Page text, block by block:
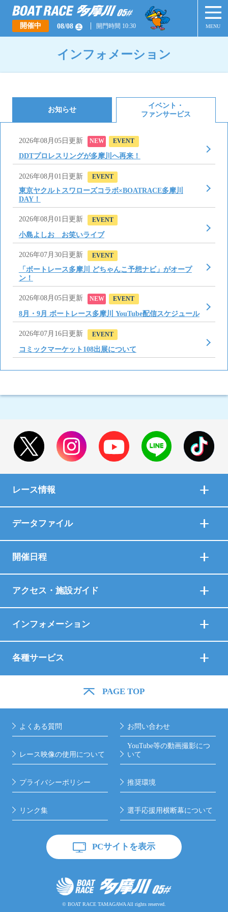
開催中 08/08 土 開門時間 10:30 MENU
インフォメーション
お知らせ
イベント・
ファンサービス
2026年08月05日更新 NEW EVENT
DDTプロレスリングが多摩川へ再来！
2026年08月01日更新 EVENT
東京ヤクルトスワローズコラボ×BOATRACE多摩川
DAY！
2026年08月01日更新 EVENT
小島よしお お笑いライブ
2026年07月30日更新 EVENT
「ボートレース多摩川 どちゃんこ予想ナビ」がオープ
ン！
2026年08月05日更新 NEW EVENT
8月・9月 ボートレース多摩川 YouTube配信スケジュール
2026年07月16日更新 EVENT
コミックマーケット108出展について
レース情報
データファイル
開催日程
アクセス・施設ガイド
インフォメーション
各種サービス
PAGE TOP
よくある質問 お問い合わせ
レース映像の使用について
YouTube等の動画撮影につ
いて
プライバシーポリシー 推奨環境
リンク集 選手応援用横断幕について
PCサイトを表示
© BOAT RACE TAMAGAWA All rights reserved.